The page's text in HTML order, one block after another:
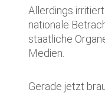
Allerdings
nationale
staatliche
Medien.
Gerade jetzt